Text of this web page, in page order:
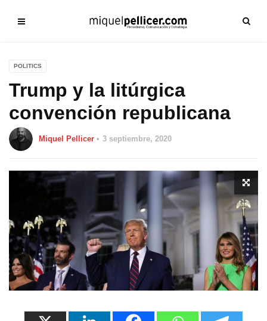
POLITICS
Trump y la litúrgica
convención republicana
Miquel Pellicer 3 septiembre, 2020